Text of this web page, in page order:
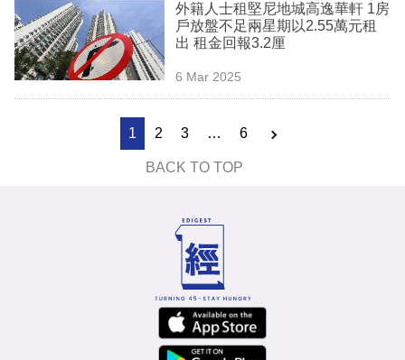
外籍人士租堅尼地城高逸華軒 1房
戶放盤不足兩星期以2.55萬元租
出 租金回報3.2厘
6 Mar 2025
1 2 3 … 6
BACK TO TOP